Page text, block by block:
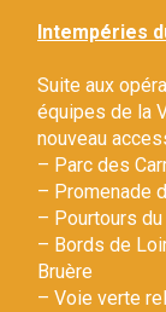
Intempéries
Suite aux
équipes de la
nouveau
– Parc des
– Promenade
– Pourtours
– Bords de
Bruère
– Voie verte